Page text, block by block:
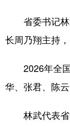
地方频道
首页
省委书记林
长周乃翔主持
2026年全国
华、张君、陈
林武代表省